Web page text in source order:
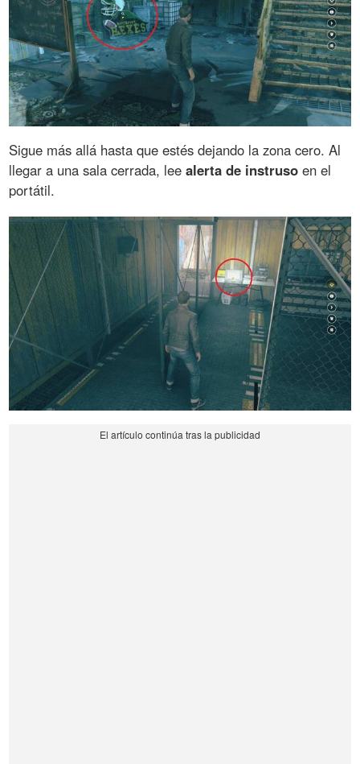
Sigue más allá hasta que estés dejando la zona cero. Al
llegar a una sala cerrada, leealerta de instruso en el
portátil.